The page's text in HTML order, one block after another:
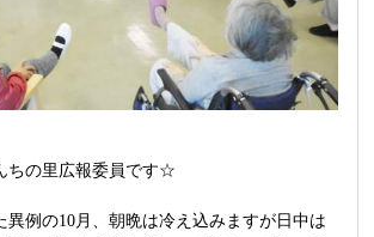
ちの里広報委員です☆
異例の10月、朝晩は冷え込みますが日中は